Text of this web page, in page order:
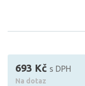
693 Kč s DPH
Na dotaz